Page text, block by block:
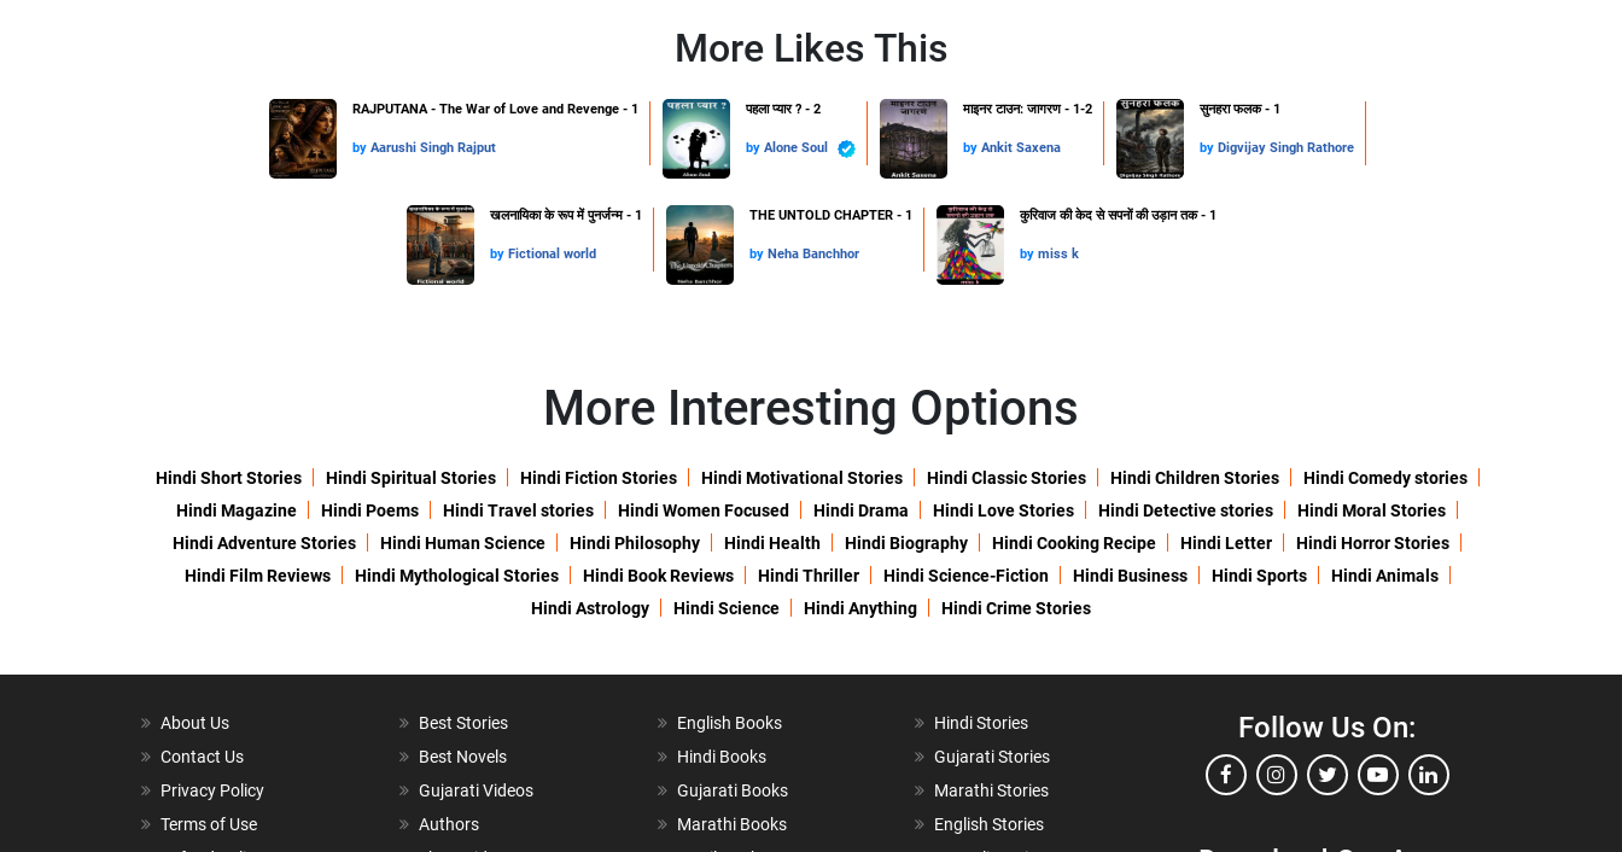
More Likes This
RAJPUTANA - The War of Love and Revenge - 1
by Aarushi Singh Rajput
पहला प्यार ? - 2
by Alone Soul
माइनर टाउन: जागरण - 1-2
by Ankit Saxena
सुनहरा फलक - 1
by Digvijay Singh Rathore
खलनायिका के रूप में पुनर्जन्म - 1
by Fictional world
THE UNTOLD CHAPTER - 1
by Neha Banchhor
कुरिवाज की केद से सपनों की उड़ान तक - 1
by miss k
More Interesting Options
Hindi Short Stories Hindi Spiritual Stories Hindi Fiction Stories Hindi Motivational Stories Hindi Classic Stories Hindi Children Stories
Hindi Comedy stories
Hindi Magazine
Hindi Poems Hindi Travel stories Hindi Women Focused Hindi Drama Hindi Love Stories Hindi Detective stories
Hindi Moral Stories
Hindi Adventure Stories
Hindi Human Science Hindi Philosophy Hindi Health Hindi Biography Hindi Cooking Recipe Hindi Letter
Hindi Horror Stories
Hindi Film Reviews
Hindi Mythological Stories Hindi Book Reviews Hindi Thriller Hindi Science-Fiction Hindi Business Hindi Sports
Hindi Animals
Hindi Astrology
Hindi Science Hindi Anything Hindi Crime Stories
About Us
Contact Us
Privacy Policy
Terms of Use
Best Stories
Best Novels
Gujarati Videos
Authors
English Books
Hindi Books
Gujarati Books
Marathi Books
Hindi Stories
Gujarati Stories
Marathi Stories
English Stories
Follow Us On: